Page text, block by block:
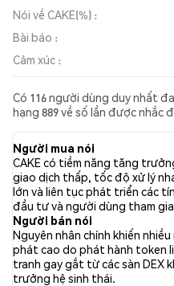
Nói về CAKE(%) :
Bài báo :
Cảm xúc :
Có 116 người dùng duy nhất
hạng 889 về số lần được
CAKE trên tất cả các mạng xã
báo tin tức được xuất bản về
thể hiện cảm xúc tích cực
xúc tiêu cực (giảm giá) về
lập về CAKE. Phân tích cảm
Người mua nói
CAKE có tiềm năng tăng
giao dịch thấp, tốc độ xử lý
lớn và liên tục phát triển các
đầu tư và người dùng tham
Người bán nói
Nguyên nhân chính khiến
phát cao do phát hành token
tranh gay gắt từ các sàn DEX
trưởng hệ sinh thái.